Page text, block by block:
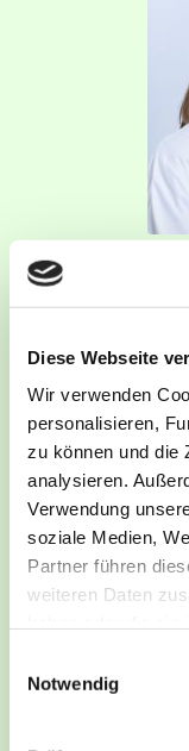
Diese Webseite
Wir verwenden
personalisieren,
zu können und die
analysieren.
Verwendung
soziale Medien,
Partner führen
weiteren Daten
Notwendig